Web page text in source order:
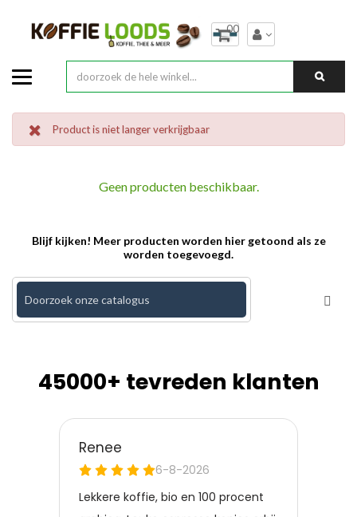
00
Product is niet langer verkrijgbaar
Geen producten beschikbaar.
Blijf kijken! Meer producten worden hier getoond als ze
worden toegevoegd.
45000+ tevreden klanten